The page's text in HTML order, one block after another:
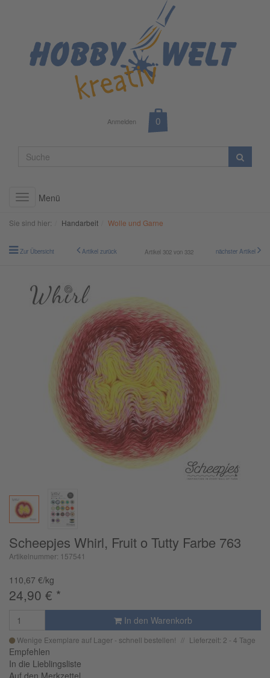
Anmelden
ToggleMenü
Sie sind hier: Handarbeit Wolle und Garne
Zur Übersicht Artikel zurück Artikel 302 von 332 nächster Artikel
Scheepjes Whirl, Fruit o Tutty Farbe 763
Artikelnummer: 157541
110,67 €/kg
24,90 € *
In den Warenkorb
Wenige Exemplare auf Lager - schnell bestellen! Lieferzeit: 2 - 4 Tage
Empfehlen
In die Lieblingsliste